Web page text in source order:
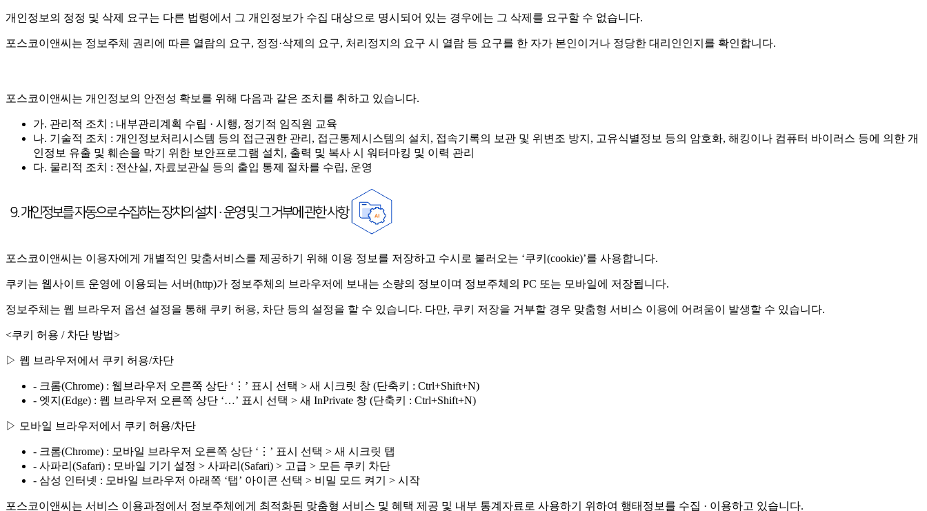
개인정보의 정정 및 삭제 요구는 다른 법령에서 그 개인정보가 수집 대상으로 명시되어 있는 경우에는 그 삭제를 요구할 수 없습니다.
포스코이앤씨는 정보주체 권리에 따른 열람의 요구, 정정·삭제의 요구, 처리정지의 요구 시 열람 등 요구를 한 자가 본인이거나 정당한 대리인인지를 확인합니다.
포스코이앤씨는 개인정보의 안전성 확보를 위해 다음과 같은 조치를 취하고 있습니다.
가. 관리적 조치 : 내부관리계획 수립 · 시행, 정기적 임직원 교육
나. 기술적 조치 : 개인정보처리시스템 등의 접근권한 관리, 접근통제시스템의 설치, 접속기록의 보관 및 위변조 방지, 고유식별정보 등의 암호화, 해킹이나 컴퓨터 바이러스 등에 의한 개
인정보 유출 및 훼손을 막기 위한 보안프로그램 설치, 출력 및 복사 시 워터마킹 및 이력 관리
다. 물리적 조치 : 전산실, 자료보관실 등의 출입 통제 절차를 수립, 운영
포스코이앤씨는 이용자에게 개별적인 맞춤서비스를 제공하기 위해 이용 정보를 저장하고 수시로 불러오는 ‘쿠키(cookie)’를 사용합니다.
쿠키는 웹사이트 운영에 이용되는 서버(http)가 정보주체의 브라우저에 보내는 소량의 정보이며 정보주체의 PC 또는 모바일에 저장됩니다.
정보주체는 웹 브라우저 옵션 설정을 통해 쿠키 허용, 차단 등의 설정을 할 수 있습니다. 다만, 쿠키 저장을 거부할 경우 맞춤형 서비스 이용에 어려움이 발생할 수 있습니다.
<쿠키 허용 / 차단 방법>
▷ 웹 브라우저에서 쿠키 허용/차단
- 크롬(Chrome) : 웹브라우저 오른쪽 상단 ‘⋮’ 표시 선택 > 새 시크릿 창 (단축키 : Ctrl+Shift+N)
- 엣지(Edge) : 웹 브라우저 오른쪽 상단 ‘…’ 표시 선택 > 새 InPrivate 창 (단축키 : Ctrl+Shift+N)
▷ 모바일 브라우저에서 쿠키 허용/차단
- 크롬(Chrome) : 모바일 브라우저 오른쪽 상단 ‘⋮’ 표시 선택 > 새 시크릿 탭
- 사파리(Safari) : 모바일 기기 설정 > 사파리(Safari) > 고급 > 모든 쿠키 차단
- 삼성 인터넷 : 모바일 브라우저 아래쪽 ‘탭’ 아이콘 선택 > 비밀 모드 켜기 > 시작
포스코이앤씨는 서비스 이용과정에서 정보주체에게 최적화된 맞춤형 서비스 및 혜택 제공 및 내부 통계자료로 사용하기 위하여 행태정보를 수집 · 이용하고 있습니다.